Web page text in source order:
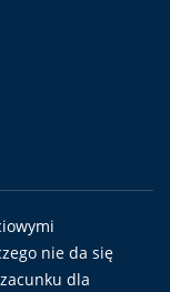
nie da się
dla